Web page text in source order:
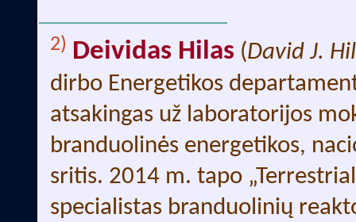
2) Deividas Hilas (David J.
dirbo Energetikos
atsakingas už laboratorijos
branduolinės energetikos,
sritis. 2014 m. tapo
specialistas branduolinių